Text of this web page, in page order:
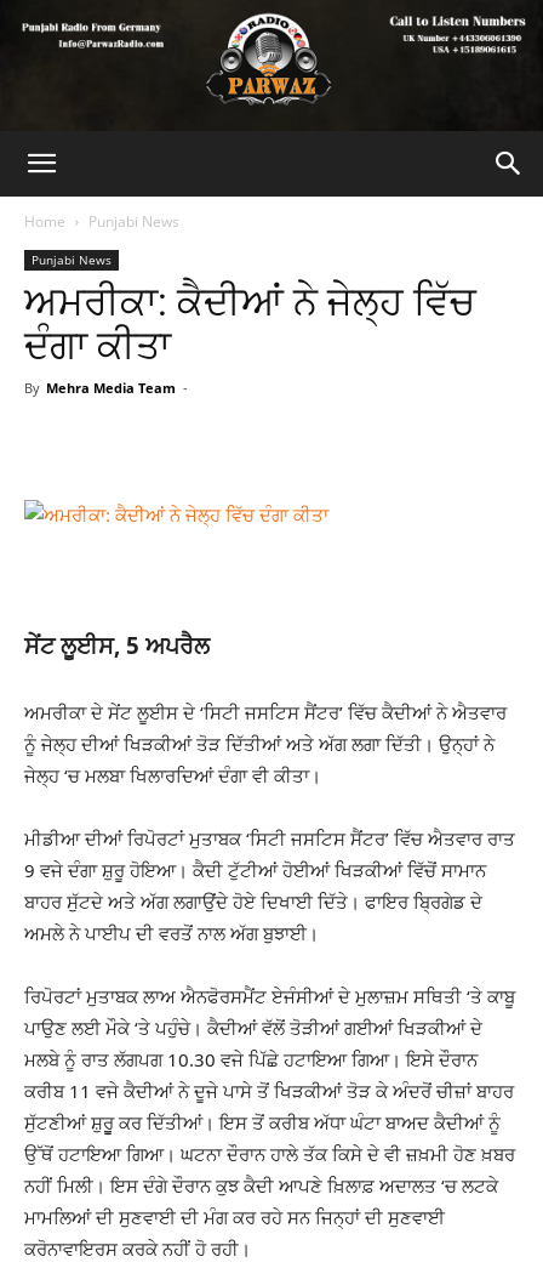
Home Punjabi News
Punjabi News
ਅਮਰੀਕਾ: ਕੈਦੀਆਂ ਨੇ ਜੇਲ੍ਹ ਵਿੱਚ
ਦੰਗਾ ਕੀਤਾ
By Mehra Media Team -
ਸੇਂਟ ਲੂਈਸ, 5 ਅਪਰੈਲ
ਅਮਰੀਕਾ ਦੇ ਸੇਂਟ ਲੂਈਸ ਦੇ ‘ਸਿਟੀ ਜਸਟਿਸ ਸੈਂਟਰ’ ਵਿੱਚ ਕੈਦੀਆਂ ਨੇ ਐਤਵਾਰ
ਨੂੰ ਜੇਲ੍ਹ ਦੀਆਂ ਖਿੜਕੀਆਂ ਤੋੜ ਦਿੱਤੀਆਂ ਅਤੇ ਅੱਗ ਲਗਾ ਦਿੱਤੀ। ਉਨ੍ਹਾਂ ਨੇ
ਜੇਲ੍ਹ ‘ਚ ਮਲਬਾ ਖਿਲਾਰਦਿਆਂ ਦੰਗਾ ਵੀ ਕੀਤਾ।
ਮੀਡੀਆ ਦੀਆਂ ਰਿਪੋਰਟਾਂ ਮੁਤਾਬਕ ‘ਸਿਟੀ ਜਸਟਿਸ ਸੈਂਟਰ’ ਵਿੱਚ ਐਤਵਾਰ ਰਾਤ
9 ਵਜੇ ਦੰਗਾ ਸ਼ੁਰੂ ਹੋਇਆ। ਕੈਦੀ ਟੁੱਟੀਆਂ ਹੋਈਆਂ ਖਿੜਕੀਆਂ ਵਿੱਚੋਂ ਸਾਮਾਨ
ਬਾਹਰ ਸੁੱਟਦੇ ਅਤੇ ਅੱਗ ਲਗਾਉਂਦੇ ਹੋਏ ਦਿਖਾਈ ਦਿੱਤੇ। ਫਾਇਰ ਬ੍ਰਿਗੇਡ ਦੇ
ਅਮਲੇ ਨੇ ਪਾਈਪ ਦੀ ਵਰਤੋਂ ਨਾਲ ਅੱਗ ਬੁਝਾਈ।
ਰਿਪੋਰਟਾਂ ਮੁਤਾਬਕ ਲਾਅ ਐਨਫੋਰਸਮੈਂਟ ਏਜੰਸੀਆਂ ਦੇ ਮੁਲਾਜ਼ਮ ਸਥਿਤੀ ‘ਤੇ ਕਾਬੂ
ਪਾਉਣ ਲਈ ਮੌਕੇ ‘ਤੇ ਪਹੁੰਚੇ। ਕੈਦੀਆਂ ਵੱਲੋਂ ਤੋੜੀਆਂ ਗਈਆਂ ਖਿੜਕੀਆਂ ਦੇ
ਮਲਬੇ ਨੂੰ ਰਾਤ ਲੱਗਪਗ 10.30 ਵਜੇ ਪਿੱਛੇ ਹਟਾਇਆ ਗਿਆ। ਇਸੇ ਦੌਰਾਨ
ਕਰੀਬ 11 ਵਜੇ ਕੈਦੀਆਂ ਨੇ ਦੂਜੇ ਪਾਸੇ ਤੋਂ ਖਿੜਕੀਆਂ ਤੋੜ ਕੇ ਅੰਦਰੋਂ ਚੀਜ਼ਾਂ ਬਾਹਰ
ਸੁੱਟਣੀਆਂ ਸ਼ੁਰੂੂ ਕਰ ਦਿੱਤੀਆਂ। ਇਸ ਤੋਂ ਕਰੀਬ ਅੱਧਾ ਘੰਟਾ ਬਾਅਦ ਕੈਦੀਆਂ ਨੂੰ
ਉੱਥੋਂ ਹਟਾਇਆ ਗਿਆ। ਘਟਨਾ ਦੌਰਾਨ ਹਾਲੇ ਤੱਕ ਕਿਸੇ ਦੇ ਵੀ ਜ਼ਖ਼ਮੀ ਹੋਣ ਖ਼ਬਰ
ਨਹੀਂ ਮਿਲੀ। ਇਸ ਦੰਗੇ ਦੌਰਾਨ ਕੁਝ ਕੈਦੀ ਆਪਣੇ ਖ਼ਿਲਾਫ਼ ਅਦਾਲਤ ‘ਚ ਲਟਕੇ
ਮਾਮਲਿਆਂ ਦੀ ਸੁਣਵਾਈ ਦੀ ਮੰਗ ਕਰ ਰਹੇ ਸਨ ਜਿਨ੍ਹਾਂ ਦੀ ਸੁਣਵਾਈ
ਕਰੋਨਾਵਾਇਰਸ ਕਰਕੇ ਨਹੀਂ ਹੋ ਰਹੀ।